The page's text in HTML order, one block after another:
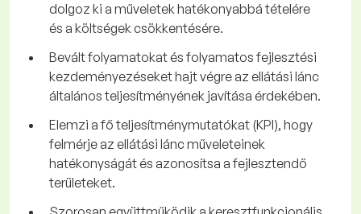
dolgoz ki a műveletek hatékonyabbá tételére
és a költségek csökkentésére.
Bevált folyamatokat és folyamatos fejlesztési
kezdeményezéseket hajt végre az ellátási lánc
általános teljesítményének javítása érdekében.
Elemzi a fő teljesítménymutatókat (KPI), hogy
felmérje az ellátási lánc műveleteinek
hatékonyságát és azonosítsa a fejlesztendő
területeket.